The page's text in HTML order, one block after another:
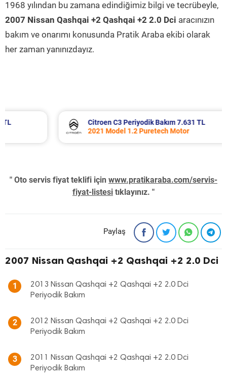
1968 yılından bu zamana edindiğimiz bilgi ve tecrübeyle,
2007 Nissan Qashqai +2 Qashqai +2 2.0 Dci aracınızın
bakım ve onarımı konusunda Pratik Araba ekibi olarak
her zaman yanınızdayız.
Citroen C3 Periyodik Bakım 7.631 TL
2021 Model 1.2 Puretech Motor
" Oto servis fiyat teklifi için www.pratikaraba.com/servis-
fiyat-listesi tıklayınız. "
Paylaş
2007 Nissan Qashqai +2 Qashqai +2 2.0 Dci
1
2013 Nissan Qashqai +2 Qashqai +2 2.0 Dci
Periyodik Bakım
2
2012 Nissan Qashqai +2 Qashqai +2 2.0 Dci
Periyodik Bakım
3
2011 Nissan Qashqai +2 Qashqai +2 2.0 Dci
Periyodik Bakım